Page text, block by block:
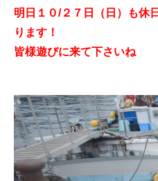
明日１０/２７日（日）も休
ります！
皆様遊びに来て下さいね